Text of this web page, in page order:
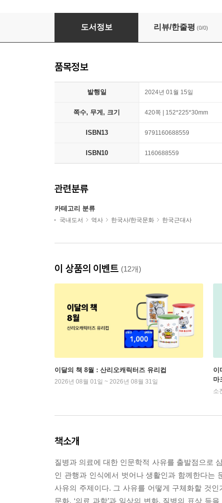
전시와 건강, 전쟁과 생명
도서정보 리뷰/한줄평 (0/0)
품목정보
발행일 2024년 01월 15일
쪽수, 무게, 크기 420쪽 | 152*225*30mm
ISBN13 9791160688559
ISBN10 1160688559
관련분류
카테고리 분류
국내도서 역사 한국사/한국문화 한국근대사
이 상품의 이벤트 (12개)
이달의 책 8월 : 산리오캐릭터즈 유리컵
2026년 08월 01일 ~ 2026년 08월 31일
이
마
소
책소개
질병과 의료에 대한 인문학적 사유를 출발점으로
인 관행과 인식에서 벗어나 생활인과 함께한다는
사유의 주제이다. 그 사유를 어떻게 구체화할 것
문화, ‘의료 과학’과 일상의 변화, 질병의 표상 등